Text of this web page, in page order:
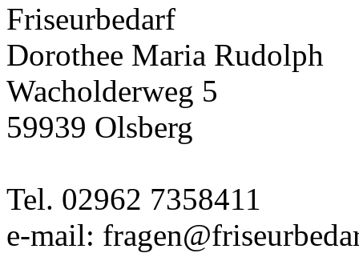
Friseurbedarf
Dorothee Maria Rudolph
Wacholderweg 5
59939 Olsberg
Tel. 02962 7358411
e-mail: